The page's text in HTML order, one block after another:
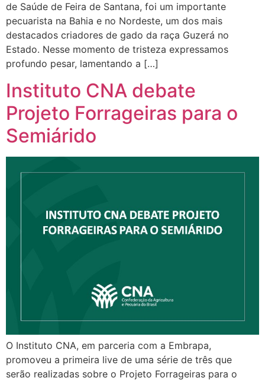
de Saúde de Feira de Santana, foi um importante
pecuarista na Bahia e no Nordeste, um dos mais
destacados criadores de gado da raça Guzerá no
Estado. Nesse momento de tristeza expressamos
profundo pesar, lamentando a […]
Instituto CNA debate
Projeto Forrageiras para o
Semiárido
O Instituto CNA, em parceria com a Embrapa,
promoveu a primeira live de uma série de três que
serão realizadas sobre o Projeto Forrageiras para o